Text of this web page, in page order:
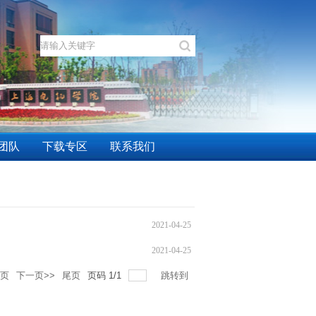
队 下载专区 联系我们
2021-04-25
2021-04-25
下一页>> 尾页 页码 1/1 跳转到